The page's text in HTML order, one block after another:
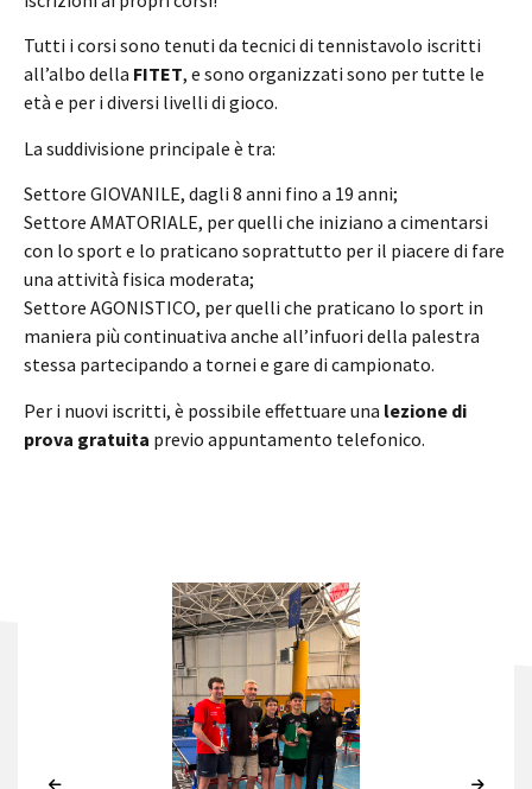
Tutti i corsi sono tenuti da tecnici di tennistavolo iscritti
all’albo della FITET, e sono organizzati sono per tutte le
età e per i diversi livelli di gioco.
La suddivisione principale è tra:
Settore GIOVANILE, dagli 8 anni fino a 19 anni;
Settore AMATORIALE, per quelli che iniziano a cimentarsi
con lo sport e lo praticano soprattutto per il piacere di fare
una attività fisica moderata;
Settore AGONISTICO, per quelli che praticano lo sport in
maniera più continuativa anche all’infuori della palestra
stessa partecipando a tornei e gare di campionato.
Per i nuovi iscritti, è possibile effettuare una lezione di
prova gratuita previo appuntamento telefonico.